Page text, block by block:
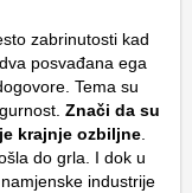
zabrinutosti kad
posvađana ega
Tema su
Znači da su
krajnje ozbiljne.
do grla. I dok u
industrije